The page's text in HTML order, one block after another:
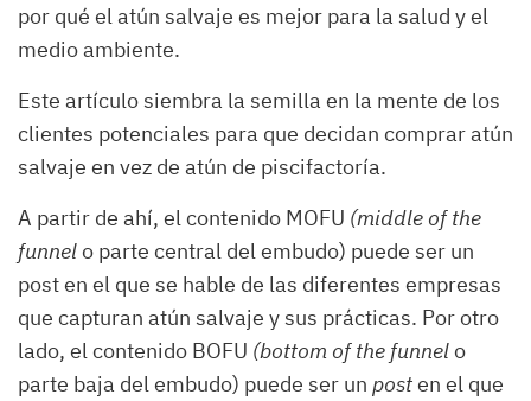
por qué el atún salvaje es mejor para la salud y el
medio ambiente.
Este artículo siembra la semilla en la mente de los
clientes potenciales para que decidan comprar atún
salvaje en vez de atún de piscifactoría.
A partir de ahí, el contenido MOFU (middle of the
funnelo parte central del embudo) puede ser un
post en el que se hable de las diferentes empresas
que capturan atún salvaje y sus prácticas. Por otro
lado, el contenido BOFU (bottom of the funnelo
parte baja del embudo) puede ser un posten el que